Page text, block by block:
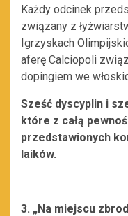
Każdy odcinek
związany z
Igrzyskach
aferę Calciopoli
dopingiem we
Sześć dyscyplin i
które z całą
przedstawionych
laików.
3. „Na miejscu